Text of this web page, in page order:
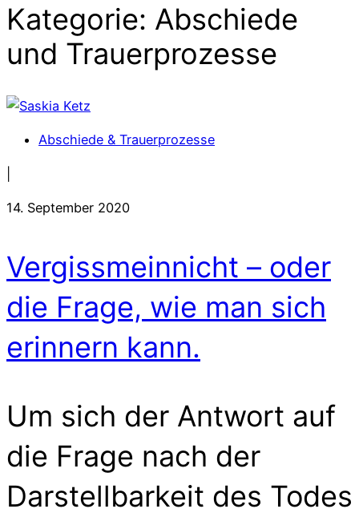
Kategorie: Abschiede
und Trauerprozesse
Abschiede & Trauerprozesse
14. September 2020
Vergissmeinnicht – oder
die Frage, wie man sich
erinnern kann.
Um sich der Antwort auf
die Frage nach der
Darstellbarkeit des Todes